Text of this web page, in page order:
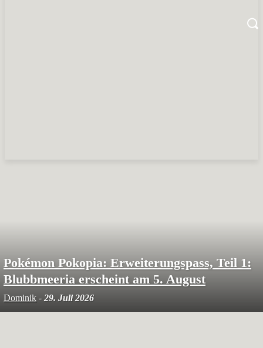
Pokémon Pokopia: Erweiterungspass, Teil 1:
Blubbmeeria erscheint am 5. August
Dominik - 29. Juli 2026